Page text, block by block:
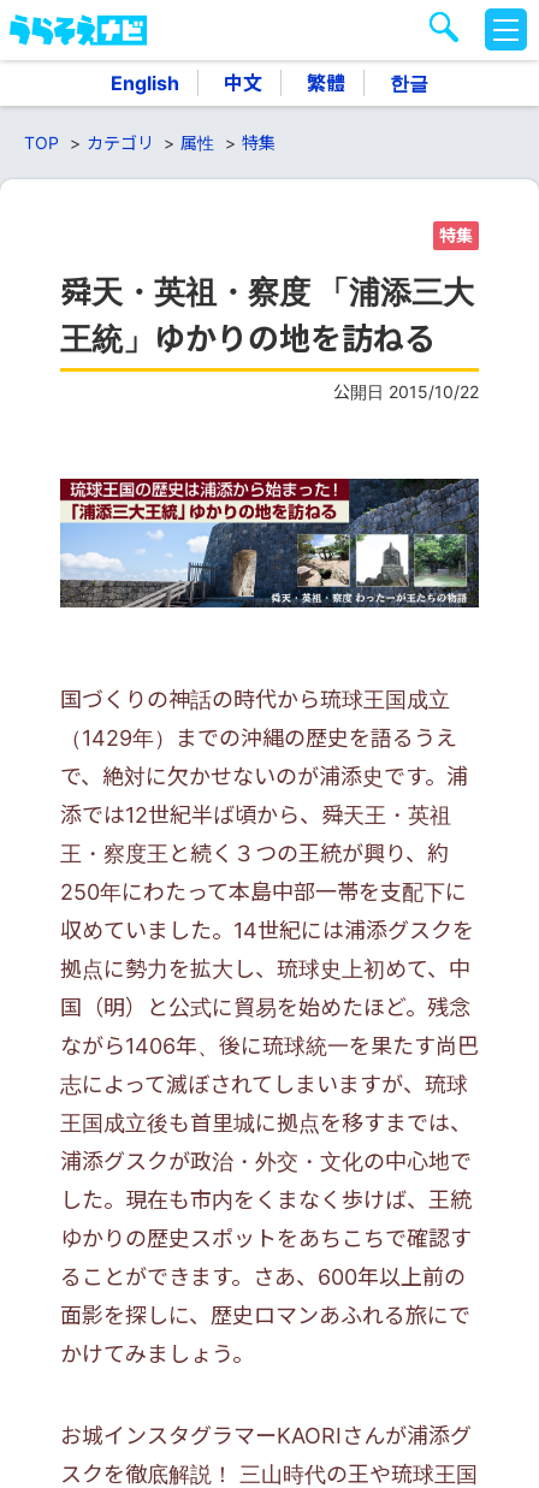
English 中文 繁體 한글
M
E
TOP カテゴリ 属性 特集
特集
舜天・英祖・察度 「浦添三大
王統」ゆかりの地を訪ねる
公開日 2015/10/22
国づくりの神話の時代から琉球王国成立
（1429年）までの沖縄の歴史を語るうえ
で、絶対に欠かせないのが浦添史です。浦
添では12世紀半ば頃から、舜天王・英祖
王・察度王と続く３つの王統が興り、約
250年にわたって本島中部一帯を支配下に
収めていました。14世紀には浦添グスクを
拠点に勢力を拡大し、琉球史上初めて、中
国（明）と公式に貿易を始めたほど。残念
ながら1406年、後に琉球統一を果たす尚巴
志によって滅ぼされてしまいますが、琉球
王国成立後も首里城に拠点を移すまでは、
浦添グスクが政治・外交・文化の中心地で
した。現在も市内をくまなく歩けば、王統
ゆかりの歴史スポットをあちこちで確認す
ることができます。さあ、600年以上前の
面影を探しに、歴史ロマンあふれる旅にで
かけてみましょう。
お城インスタグラマーKAORIさんが浦添グ
スクを徹底解説！
三山時代の王や琉球王国